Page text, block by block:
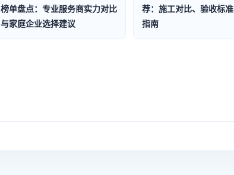
榜单盘点：专业服务商实力对比
与家庭企业选择建议
荐：施工对比、验收标
指南